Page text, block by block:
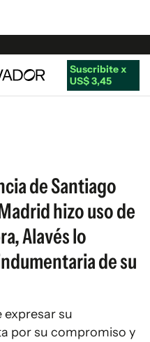
Suscribite x
US$ 3,45
de Santiago
hizo uso de
Alavés lo
de su
expresar su
por su compromiso y